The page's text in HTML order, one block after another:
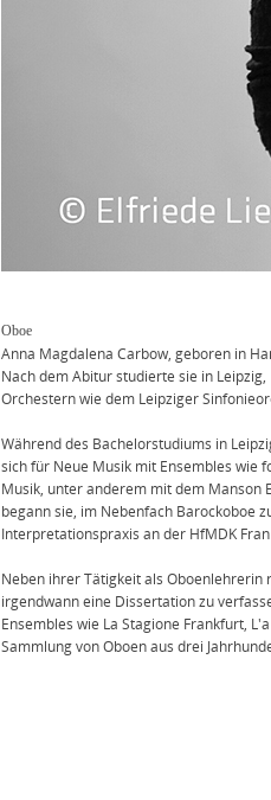
Oboe
Anna Magdalena Carbow, geboren in
Nach dem Abitur studierte sie in
Orchestern wie dem Leipziger
Während des Bachelorstudiums in
sich für Neue Musik mit Ensembles wie
Musik, unter anderem mit dem Manson
begann sie, im Nebenfach Barockoboe
Interpretationspraxis an der HfMDK
Neben ihrer Tätigkeit als Oboenlehrerin
irgendwann eine Dissertation zu
Ensembles wie La Stagione Frankfurt,
Sammlung von Oboen aus drei